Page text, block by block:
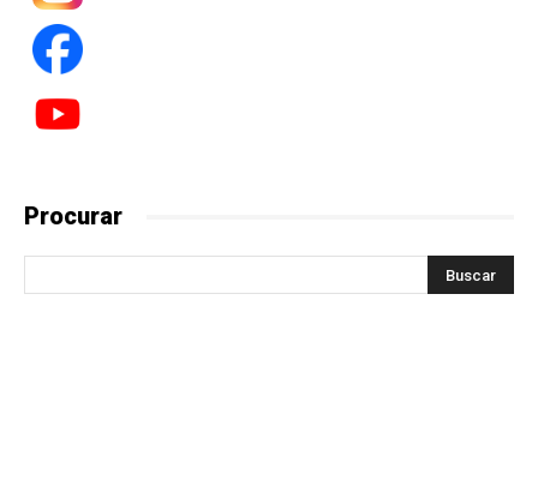
Procurar